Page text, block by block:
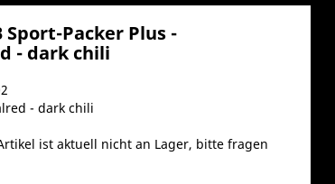
Sport-Packer Plus -
- dark chili
- dark chili
ist aktuell nicht an Lager, bitte fragen